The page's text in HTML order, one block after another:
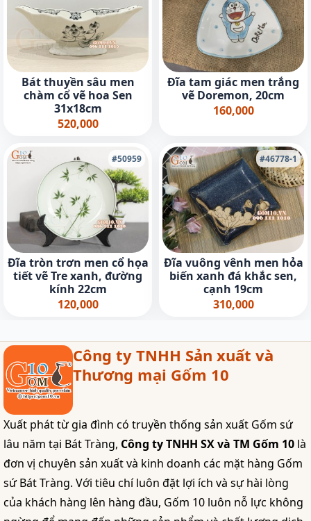
Bát thuyền sâu men
chàm cổ vẽ hoa Sen
31x18cm
520,000
Đĩa tam giác men trắng
vẽ Doremon, 20cm
160,000
#50959
Đĩa tròn trơn men cổ họa
tiết vẽ Tre xanh, đường
kính 22cm
120,000
#46778-1
Đĩa vuông vênh men hỏa
biến xanh đá khắc sen,
cạnh 19cm
310,000
Công ty TNHH Sản xuất và
Thương mại Gốm 10
Xuất phát từ gia đình có truyền thống sản xuất Gốm sứ
lâu năm tại Bát Tràng, Công ty TNHH SX và TM Gốm 10 là
đơn vị chuyên sản xuất và kinh doanh các mặt hàng Gốm
sứ Bát Tràng. Với tiêu chí luôn đặt lợi ích và sự hài lòng
của khách hàng lên hàng đầu, Gốm 10 luôn nỗ lực không